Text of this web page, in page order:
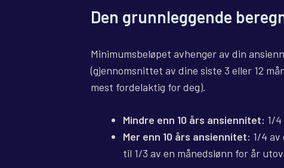
Den grunnleggende
Minimumsbeløpet avhenger av din
(gjennomsnittet av dine siste 3 eller 12
mest fordelaktig for deg).
Mindre enn 10 års ansiennitet: 1/
Mer enn 10 års ansiennitet: 1/4 av
til 1/3 av en månedslønn for år